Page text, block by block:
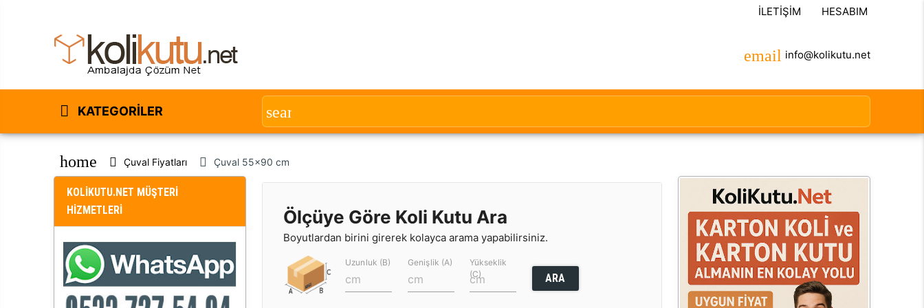
İLETIŞIM HESABIM
info@kolikutu.net
KATEGORILER
home Çuval Fiyatları Çuval 55x90 cm
KOLİKUTU.NET MÜŞTERİ
HİZMETLERİ
Ölçüye Göre Koli Kutu Ara
Boyutlardan birini girerek kolayca arama yapabilirsiniz.
Uzunluk (B) Genişlik (A)
Yükseklik
(C)
ARA